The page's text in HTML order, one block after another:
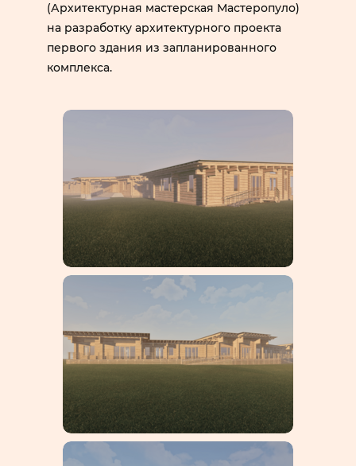
(Архитектурная мастерская Мастеропуло)
на разработку архитектурного проекта
первого здания из запланированного
комплекса.